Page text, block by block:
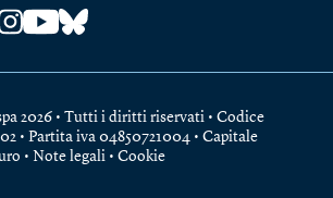
2026 • Tutti i diritti riservati • Codice
• Partita iva 04850721004 • Capitale
• Note legali • Cookie